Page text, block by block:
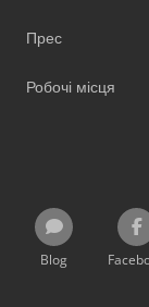
Прес
Робочі місця
Blog